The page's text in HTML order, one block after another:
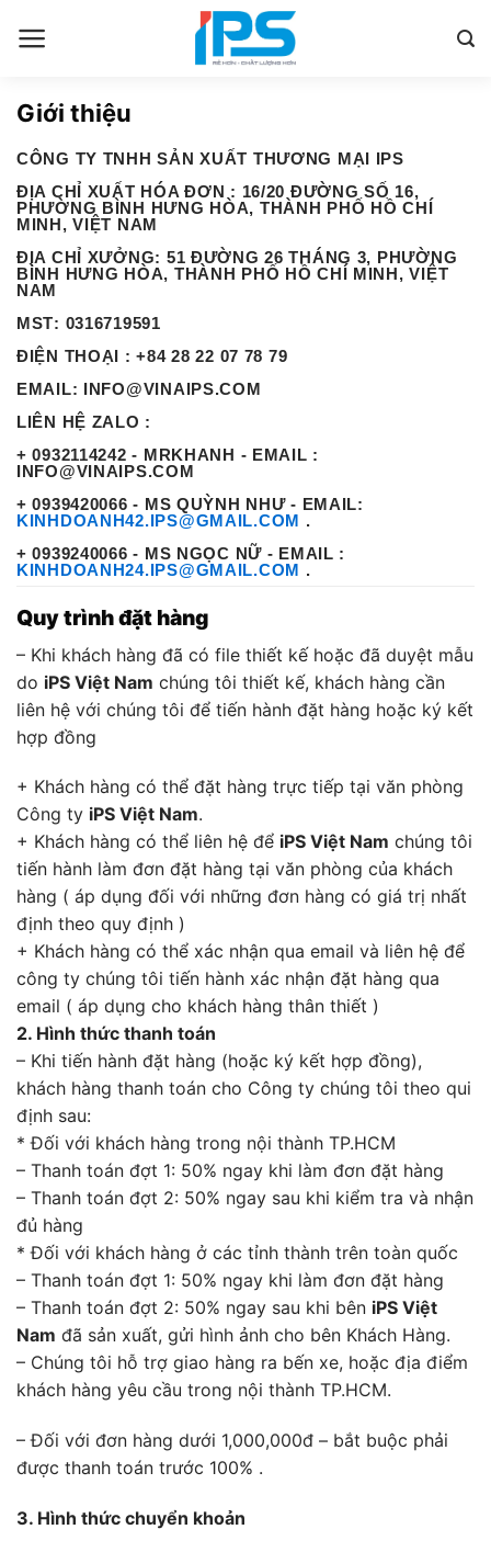
qua
Giới thiệu
CÔNG TY TNHH SẢN XUẤT THƯƠNG MẠI IPS
ĐỊA CHỈ XUẤT HÓA ĐƠN : 16/20 ĐƯỜNG SỐ 16,
PHƯỜNG BÌNH HƯNG HÒA, THÀNH PHỐ HỒ CHÍ
MINH, VIỆT NAM
ĐỊA CHỈ XƯỞNG: 51 ĐƯỜNG 26 THÁNG 3, PHƯỜNG
BÌNH HƯNG HÒA, THÀNH PHỐ HỒ CHÍ MINH, VIỆT
NAM
MST: 0316719591
ĐIỆN THOẠI : +84 28 22 07 78 79
EMAIL: INFO@VINAIPS.COM
LIÊN HỆ ZALO :
+ 0932114242 - MRKHANH - EMAIL :
INFO@VINAIPS.COM
+ 0939420066 - MS QUỲNH NHƯ - EMAIL:
KINHDOANH42.IPS@GMAIL.COM .
+ 0939240066 - MS NGỌC NỮ - EMAIL :
KINHDOANH24.IPS@GMAIL.COM .
Quy trình đặt hàng
– Khi khách hàng đã có file thiết kế hoặc đã duyệt mẫu
do iPS Việt Nam chúng tôi thiết kế, khách hàng cần
liên hệ với chúng tôi để tiến hành đặt hàng hoặc ký kết
hợp đồng
+ Khách hàng có thể đặt hàng trực tiếp tại văn phòng
Công ty iPS Việt Nam.
+ Khách hàng có thể liên hệ để iPS Việt Nam chúng tôi
tiến hành làm đơn đặt hàng tại văn phòng của khách
hàng ( áp dụng đối với những đơn hàng có giá trị nhất
định theo quy định )
+ Khách hàng có thể xác nhận qua email và liên hệ để
công ty chúng tôi tiến hành xác nhận đặt hàng qua
email ( áp dụng cho khách hàng thân thiết )
2. Hình thức thanh toán
– Khi tiến hành đặt hàng (hoặc ký kết hợp đồng),
khách hàng thanh toán cho Công ty chúng tôi theo qui
định sau:
* Đối với khách hàng trong nội thành TP.HCM
– Thanh toán đợt 1: 50% ngay khi làm đơn đặt hàng
– Thanh toán đợt 2: 50% ngay sau khi kiểm tra và nhận
đủ hàng
* Đối với khách hàng ở các tỉnh thành trên toàn quốc
– Thanh toán đợt 1: 50% ngay khi làm đơn đặt hàng
– Thanh toán đợt 2: 50% ngay sau khi bên iPS Việt
Nam đã sản xuất, gửi hình ảnh cho bên Khách Hàng.
– Chúng tôi hỗ trợ giao hàng ra bến xe, hoặc địa điểm
khách hàng yêu cầu trong nội thành TP.HCM.
– Đối với đơn hàng dưới 1,000,000đ – bắt buộc phải
được thanh toán trước 100% .
3. Hình thức chuyển khoản